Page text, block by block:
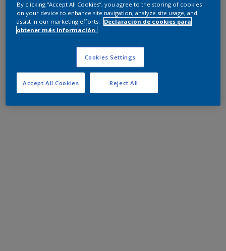
By clicking “Accept All Cookies”, you agree to the storing of cookies
on your device to enhance site navigation, analyze site usage, and
assist in our marketing efforts.
Declaración de cookies para
obtener más información.
Cookies Settings
Reject All
Accept All Cookies